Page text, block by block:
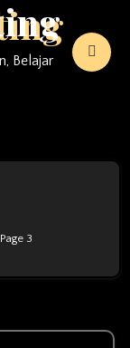
Belajar
Page 3